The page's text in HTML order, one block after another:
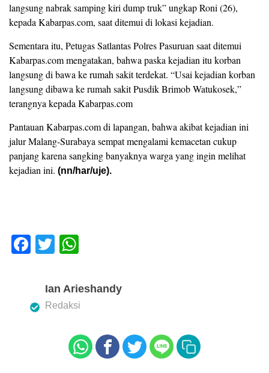
langsung nabrak samping kiri dump truk” ungkap Roni (26),
kepada Kabarpas.com, saat ditemui di lokasi kejadian.
Sementara itu, Petugas Satlantas Polres Pasuruan saat ditemui
Kabarpas.com mengatakan, bahwa paska kejadian itu korban
langsung di bawa ke rumah sakit terdekat. “Usai kejadian korban
langsung dibawa ke rumah sakit Pusdik Brimob Watukosek,”
terangnya kepada Kabarpas.com
Pantauan Kabarpas.com di lapangan, bahwa akibat kejadian ini
jalur Malang-Surabaya sempat mengalami kemacetan cukup
panjang karena sangking banyaknya warga yang ingin melihat
kejadian ini. (nn/har/uje).
F
e
T
tt
er
at
s
p
p
Ian Arieshandy
Redaksi